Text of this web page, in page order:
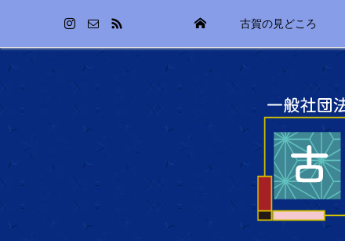
古賀の見どころ